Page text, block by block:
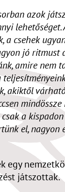
azok
lehetőséget.
a csehek
jó ritmust
amire nem
akiktől
mindössze
a kispadon
el, nagyon
egy
játszottak.